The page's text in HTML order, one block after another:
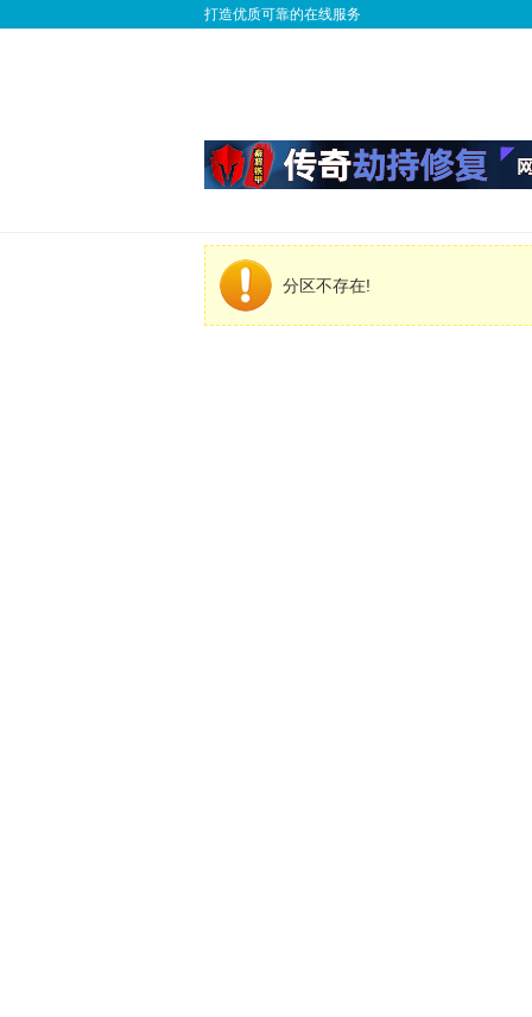
打造优质可靠的在线服务
分区不存在!